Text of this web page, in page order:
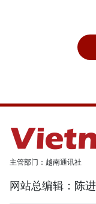
主管部门：越南通讯社
网站总编辑：陈